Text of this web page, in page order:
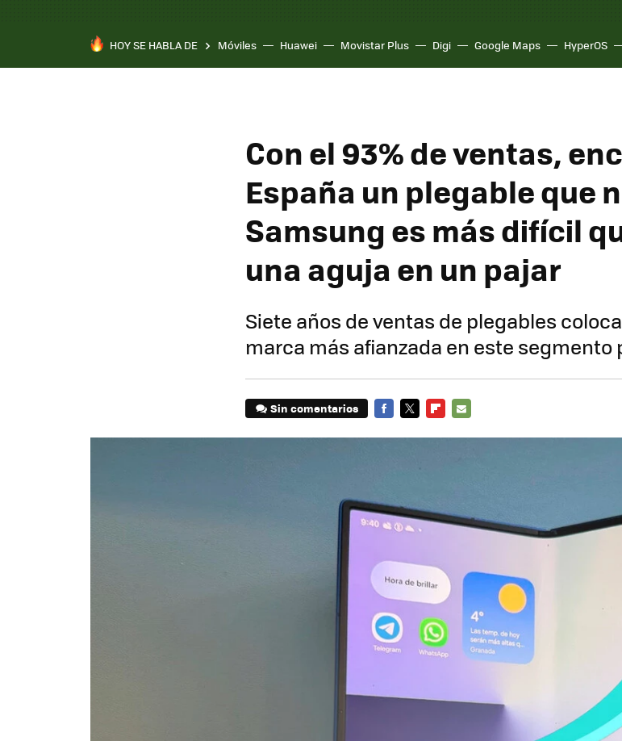
HOY SE HABLA DE Móviles Huawei Movistar Plus Digi Google Maps HyperOS
Con el 93% de ventas,
España un plegable que
Samsung es más difícil
una aguja en un pajar
Siete años de ventas de plegables
marca más afianzada en este
Sin comentarios